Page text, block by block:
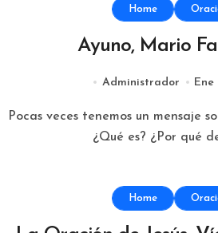
Home
Ayuno, Mario
Administrador Ene
Pocas veces tenemos un mensaje sobre el tema del ayuno.
¿Qué es? ¿Por qué
Home